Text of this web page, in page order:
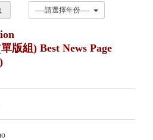
版組) Best News Page